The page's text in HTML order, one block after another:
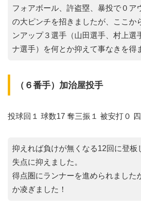
フォアボール、許盗塁、暴投で０ア
の大ピンチを招きましたが、ここか
ンアップ３選手（山田選手、村上選
ナ選手）を何とか抑えて事なきを得
（６番手）加治屋投手
投球回１ 球数17 奪三振１ 被安打０
抑えれば負けが無くなる12回に登板
失点に抑えました。
得点圏にランナーを進められました
か凌ぎました！